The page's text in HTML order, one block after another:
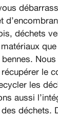
déchets
le
les
aussi
déchets.